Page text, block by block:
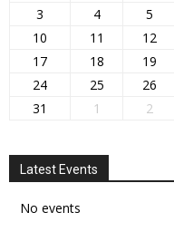
3
4 5
10
11 12
17
18 19
24
25 26
31
1 2
Latest Events
No events